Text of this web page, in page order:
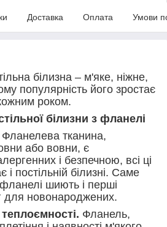
Доставка Оплата Умови
білизна – м'яке, ніжне,
популярність його зростає
роком.
білизни з фланелі
Фланелева тканина,
або вовни, є
і безпечною, всі ці
і постільній білизні. Саме
шиють і перші
для новонароджених.
Фланель,